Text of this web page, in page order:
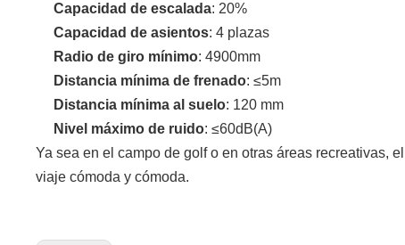
Capacidad de escalada: 20%
Capacidad de asientos: 4 plazas
Radio de giro mínimo: 4900mm
Distancia mínima de frenado: ≤5m
Distancia mínima al suelo: 120 mm
Nivel máximo de ruido: ≤60dB(A)
Ya sea en el campo de golf o en otras áreas recreativas, el
viaje cómoda y cómoda.